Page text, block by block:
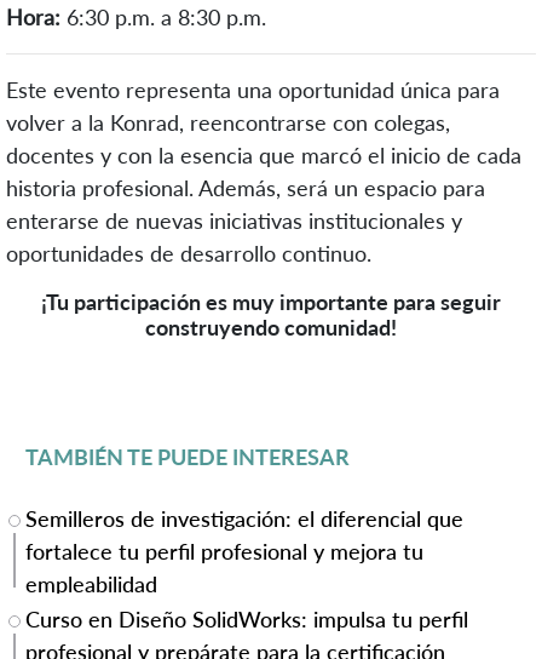
Hora: 6:30 p.m. a 8:30 p.m.
Este evento representa una oportunidad única para
volver a la Konrad, reencontrarse con colegas,
docentes y con la esencia que marcó el inicio de cada
historia profesional. Además, será un espacio para
enterarse de nuevas iniciativas institucionales y
oportunidades de desarrollo continuo.
¡Tu participación es muy importante para seguir
construyendo comunidad!
TAMBIÉN TE PUEDE INTERESAR
Semilleros de investigación: el diferencial que
fortalece tu perfil profesional y mejora tu
empleabilidad
Curso en Diseño SolidWorks: impulsa tu perfil
profesional y prepárate para la certificación